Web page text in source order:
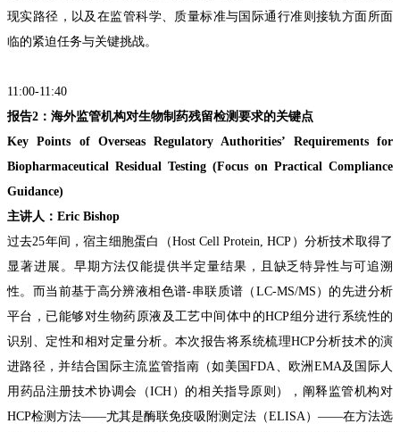
现实路径，以及在监管科学、质量标准与国际通行准则接轨方面所面
临的紧迫任务与关键挑战。
11:00-11:40
报告2： 海外监管机构对生物制药残留检测要求的关键点
Key Points of Overseas Regulatory Authorities’ Requirements for
Biopharmaceutical Residual Testing (Focus on Practical Compliance
Guidance)
主讲人：Eric Bishop
过去25年间，宿主细胞蛋白（Host Cell Protein, HCP）分析技术取得了
显著进展。早期方法仅能提供半定量结果，且缺乏特异性与可追溯
性。 而当前基于高分辨液相色谱-串联质谱（LC-MS/MS）的先进分析
平台，已能够对生物药原液及工艺中间体中的HCP组分进行系统性的
识别、定性和相对定量分析。本次报告将系统梳理HCP分析技术的演
进路径，并结合国际主流监管指南（如美国FDA、欧洲EMA及国际人
用药品注册技术协调会（ICH）的相关指导原则），阐释监管机构对
HCP检测方法——尤其是酶联免疫吸附测定法（ELISA）——在方法选